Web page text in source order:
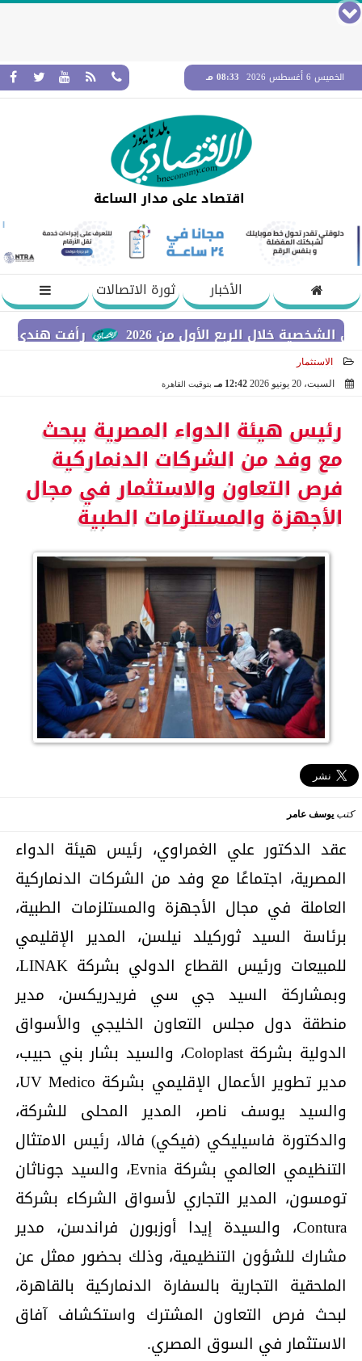
الخميس 6 أغسطس 2026 08:33 مـ
اقتصاد على مدار الساعة
الأخبار
ثورة الاتصالات
رأفت هندي: نستهدف
الربع الأول من 2026
الاستثمار
السبت، 20 يونيو 2026
12:42 مـ بتوقيت القاهرة
رئيس هيئة الدواء المصرية يبحث
مع وفد من الشركات الدنماركية
فرص التعاون والاستثمار في مجال
الأجهزة والمستلزمات الطبية
كتب يوسف عامر
عقد الدكتور علي الغمراوي، رئيس هيئة الدواء
المصرية، اجتماعًا مع وفد من الشركات الدنماركية
العاملة في مجال الأجهزة والمستلزمات الطبية،
برئاسة السيد ثوركيلد نيلسن، المدير الإقليمي
للمبيعات ورئيس القطاع الدولي بشركة LINAK،
وبمشاركة السيد جي سي فريدريكسن، مدير
منطقة دول مجلس التعاون الخليجي والأسواق
الدولية بشركة Coloplast، والسيد بشار بني حبيب،
مدير تطوير الأعمال الإقليمي بشركة UV Medico،
والسيد يوسف ناصر، المدير المحلى للشركة،
والدكتورة فاسيليكي (فيكي) فالا، رئيس الامتثال
التنظيمي العالمي بشركة Evnia، والسيد جوناثان
تومسون، المدير التجاري لأسواق الشركاء بشركة
Contura، والسيدة إيدا أوزبورن فراندسن، مدير
مشارك للشؤون التنظيمية، وذلك بحضور ممثل عن
الملحقية التجارية بالسفارة الدنماركية بالقاهرة،
لبحث فرص التعاون المشترك واستكشاف آفاق
الاستثمار في السوق المصري.